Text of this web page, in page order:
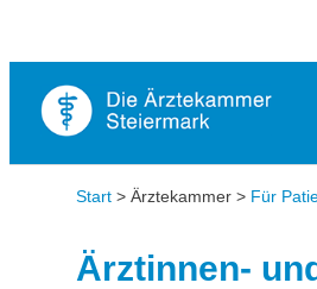
Start > Ärztekammer > Für
Ärztinnen-